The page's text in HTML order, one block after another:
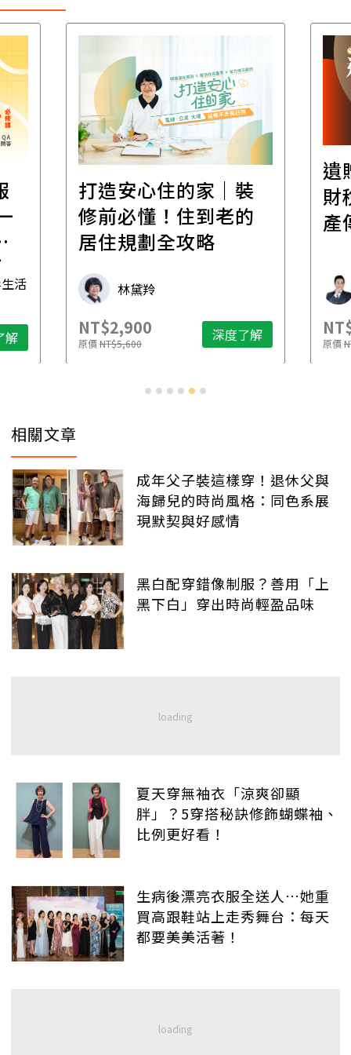
活
解
打造安心住的家｜裝
修前必懂！住到老的
居住規劃全攻略
林黛羚
NT$2,900
原價NT$5,600 深度了解
遺
財
產
原價
相關文章
成年父子裝這樣穿！退休父與
海歸兒的時尚風格：同色系展
現默契與好感情
黑白配穿錯像制服？善用「上
黑下白」穿出時尚輕盈品味
夏天穿無袖衣「涼爽卻顯
胖」？5穿搭秘訣修飾蝴蝶袖、
比例更好看！
生病後漂亮衣服全送人…她重
買高跟鞋站上走秀舞台：每天
都要美美活著！